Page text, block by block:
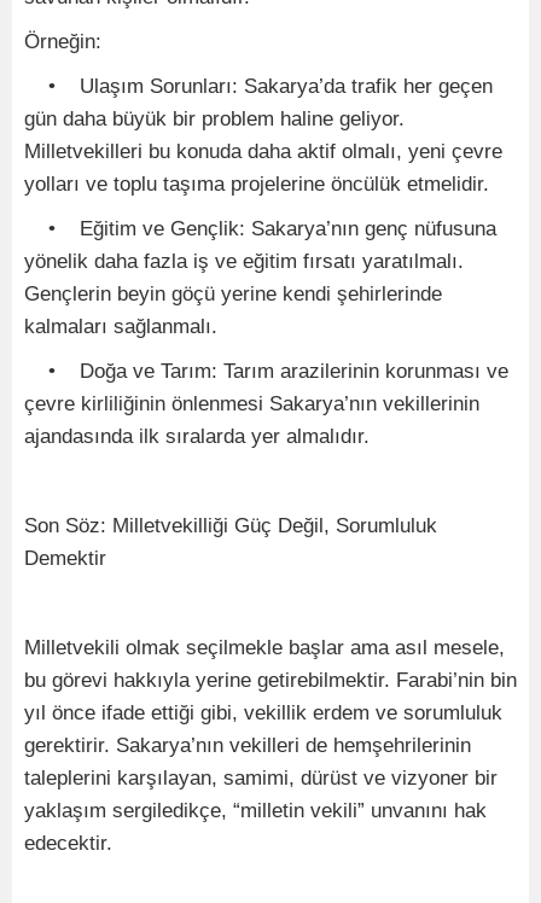
Örneğin:
• Ulaşım Sorunları: Sakarya’da trafik her geçen
gün daha büyük bir problem haline geliyor.
Milletvekilleri bu konuda daha aktif olmalı, yeni çevre
yolları ve toplu taşıma projelerine öncülük etmelidir.
• Eğitim ve Gençlik: Sakarya’nın genç nüfusuna
yönelik daha fazla iş ve eğitim fırsatı yaratılmalı.
Gençlerin beyin göçü yerine kendi şehirlerinde
kalmaları sağlanmalı.
• Doğa ve Tarım: Tarım arazilerinin korunması ve
çevre kirliliğinin önlenmesi Sakarya’nın vekillerinin
ajandasında ilk sıralarda yer almalıdır.
Son Söz: Milletvekilliği Güç Değil, Sorumluluk
Demektir
Milletvekili olmak seçilmekle başlar ama asıl mesele,
bu görevi hakkıyla yerine getirebilmektir. Farabi’nin bin
yıl önce ifade ettiği gibi, vekillik erdem ve sorumluluk
gerektirir. Sakarya’nın vekilleri de hemşehrilerinin
taleplerini karşılayan, samimi, dürüst ve vizyoner bir
yaklaşım sergiledikçe, “milletin vekili” unvanını hak
edecektir.